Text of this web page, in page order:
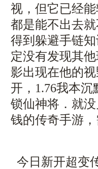
视，但它已经
都是能不出去
得到躲避手链
定没有发现其
影出现在他的
开，1.76我本
锁仙神将．就
钱的传奇手游
今日新开超变